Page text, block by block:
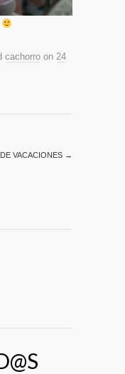
cachorro on 24
DE VACACIONES →